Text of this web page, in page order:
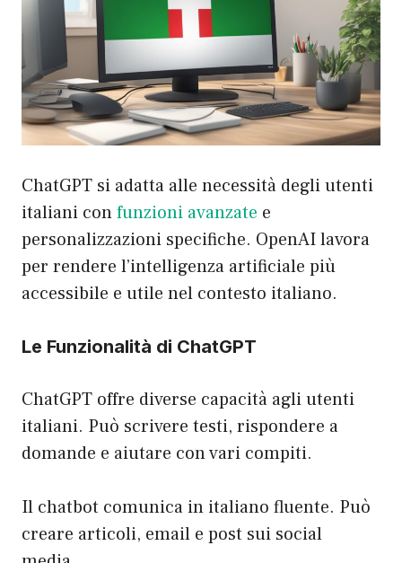
ChatGPT si adatta alle necessità degli utenti
italiani confunzioni avanzate e
personalizzazioni specifiche. OpenAI lavora
per rendere l’intelligenza artificiale più
accessibile e utile nel contesto italiano.
Le Funzionalità di ChatGPT
ChatGPT offre diverse capacità agli utenti
italiani. Può scrivere testi, rispondere a
domande e aiutare con vari compiti.
Il chatbot comunica in italiano fluente. Può
creare articoli, email e post sui social